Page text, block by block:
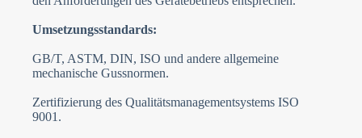
Umsetzungsstandards:
GB/T, ASTM, DIN, ISO und andere allgemeine
mechanische Gussnormen.
Zertifizierung des Qualitätsmanagementsystems ISO
9001.